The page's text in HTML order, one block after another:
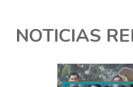
NOTICIAS